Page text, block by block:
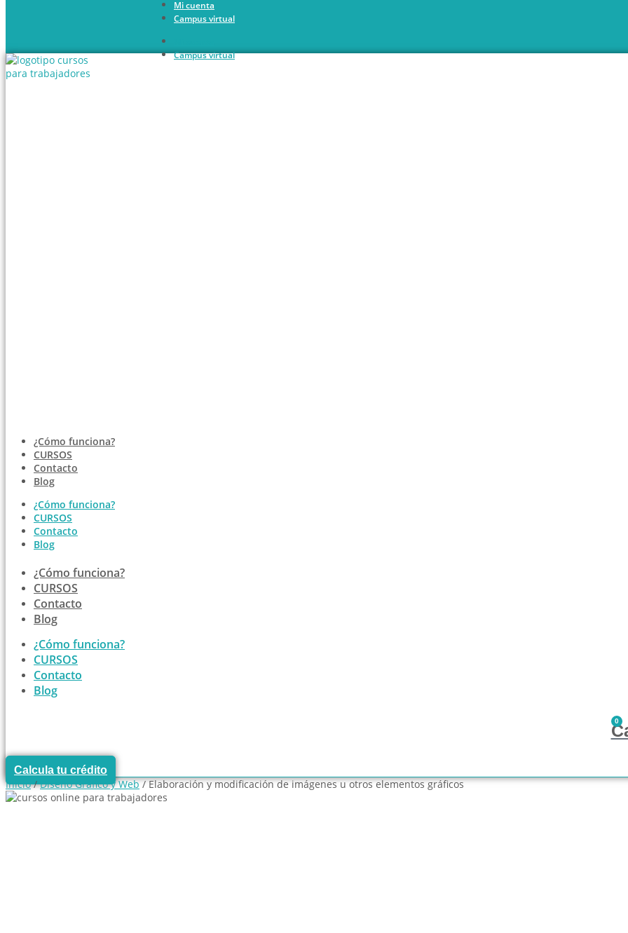
Mi cuenta
Campus virtual
Campus virtual
¿Cómo funciona?
CURSOS
Contacto
Blog
¿Cómo funciona?
CURSOS
Contacto
Blog
¿Cómo funciona?
CURSOS
Contacto
Blog
¿Cómo funciona?
CURSOS
Contacto
Blog
0
Calcula tu crédito
Inicio/Diseño Gráfico y Web/ Elaboración y modificación de imágenes u otros elementos gráficos